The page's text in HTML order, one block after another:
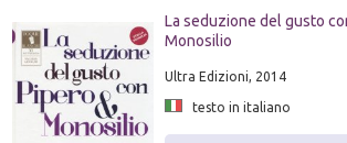
La seduzione del gusto
Monosilio
Ultra Edizioni, 2014
testo in italiano